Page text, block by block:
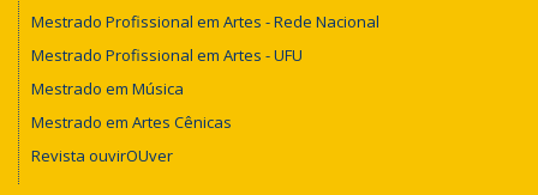
Mestrado Profissional em Artes - Rede Nacional
Mestrado Profissional em Artes - UFU
Mestrado em Música
Mestrado em Artes Cênicas
Revista ouvirOUver